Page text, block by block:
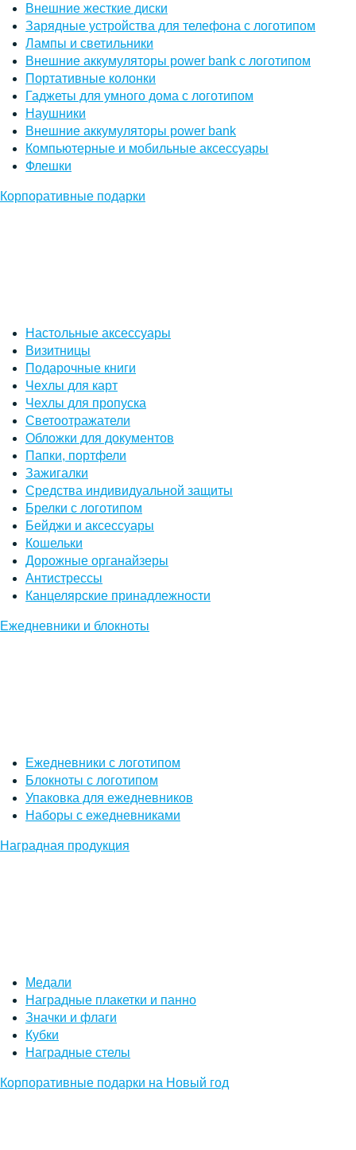
Внешние жесткие диски
Зарядные устройства для телефона с логотипом
Лампы и светильники
Внешние аккумуляторы power bank с логотипом
Портативные колонки
Гаджеты для умного дома с логотипом
Наушники
Внешние аккумуляторы power bank
Компьютерные и мобильные аксессуары
Флешки
Корпоративные подарки
Настольные аксессуары
Визитницы
Подарочные книги
Чехлы для карт
Чехлы для пропуска
Светоотражатели
Обложки для документов
Папки, портфели
Зажигалки
Средства индивидуальной защиты
Брелки с логотипом
Бейджи и аксессуары
Кошельки
Дорожные органайзеры
Антистрессы
Канцелярские принадлежности
Ежедневники и блокноты
Ежедневники с логотипом
Блокноты с логотипом
Упаковка для ежедневников
Наборы с ежедневниками
Наградная продукция
Медали
Наградные плакетки и панно
Значки и флаги
Кубки
Наградные стелы
Корпоративные подарки на Новый год